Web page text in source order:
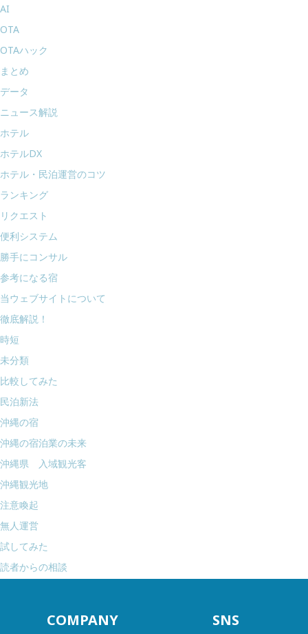
AI
OTA
OTAハック
まとめ
データ
ニュース解説
ホテル
ホテルDX
ホテル・民泊運営のコツ
ランキング
リクエスト
便利システム
勝手にコンサル
参考になる宿
当ウェブサイトについて
徹底解説！
時短
未分類
比較してみた
民泊新法
沖縄の宿
沖縄の宿泊業の未来
沖縄県 入域観光客
沖縄観光地
注意喚起
無人運営
試してみた
読者からの相談
COMPANY SNS